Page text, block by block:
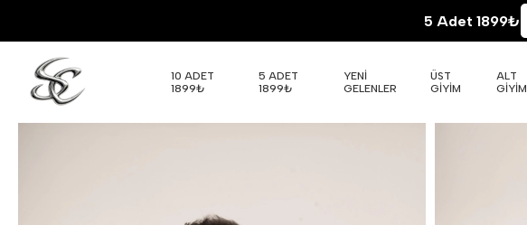
5 Adet 1899₺
10 ADET
1899₺
5 ADET
1899₺
YENİ
GELENLER
ÜST
GİYİM
ALT
GİYİM